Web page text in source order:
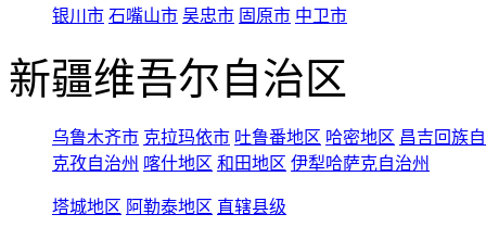
银川市 石嘴山市 吴忠市 固原市 中卫市
新疆维吾尔自治区
乌鲁木齐市 克拉玛依市 吐鲁番地区 哈密地区 昌吉回族
克孜自治州 喀什地区 和田地区 伊犁哈萨克自治州
塔城地区 阿勒泰地区 直辖县级